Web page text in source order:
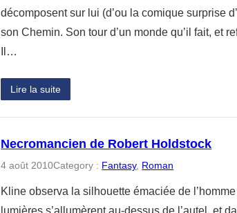
décomposent sur lui (d’ou la comique surprise
son Chemin. Son tour d’un monde qu’il fait, et
Il…
Lire la suite
Necromancien de Robert Holdstock
4 août 2010Category : Fantasy, Roman
Kline observa la silhouette émaciée de